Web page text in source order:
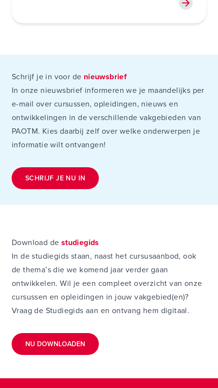
Schrijf je in voor de nieuwsbrief
In onze nieuwsbrief informeren we je maandelijks per
e-mail over cursussen, opleidingen, nieuws en
ontwikkelingen in de verschillende vakgebieden van
PAOTM. Kies daarbij zelf over welke onderwerpen je
informatie wilt ontvangen!
SCHRIJF JE NU IN
Download de studiegids
In de studiegids staan, naast het cursusaanbod, ook
de thema’s die we komend jaar verder gaan
ontwikkelen. Wil je een compleet overzicht van onze
cursussen en opleidingen in jouw vakgebied(en)?
Vraag de Studiegids aan en ontvang hem digitaal.
NU DOWNLOADEN